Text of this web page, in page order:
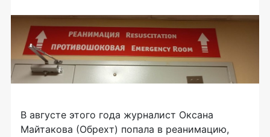
В августе этого года журналист Оксана
Майтакова (Обрехт) попала в реанимацию,